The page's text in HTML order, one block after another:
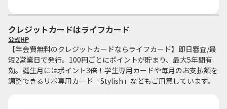
クレジットカードはライフカード
公式HP
【年会費無料のクレジットカードならライフカード】即日審査/最
短2営業日で発行。100円ごとにポイントが貯まり、最大5年間有
効。誕生月にはポイント3倍！学生専用カードや毎月のお支払額を
調整できるリボ専用カード「Stylish」などもご用意しています。